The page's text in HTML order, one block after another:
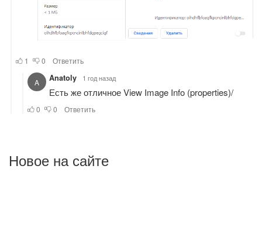
Новое на сайте